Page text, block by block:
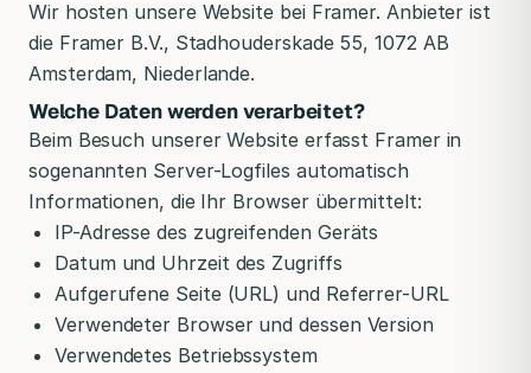
Wir hosten unsere Website bei Framer. Anbieter ist
die Framer B.V., Stadhouderskade 55, 1072 AB
Amsterdam, Niederlande.
Welche Daten werden verarbeitet?
Beim Besuch unserer Website erfasst Framer in
sogenannten Server-Logfiles automatisch
Informationen, die Ihr Browser übermittelt:
IP-Adresse des zugreifenden Geräts
Datum und Uhrzeit des Zugriffs
Aufgerufene Seite (URL) und Referrer-URL
Verwendeter Browser und dessen Version
Verwendetes Betriebssystem